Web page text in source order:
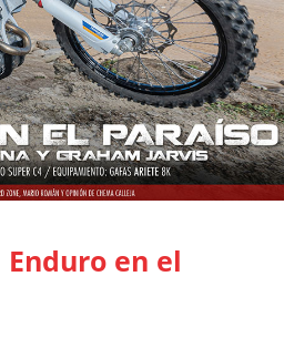
Enduro en el